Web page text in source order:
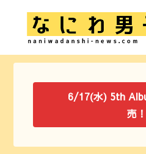
6/17(水) 5th
売！